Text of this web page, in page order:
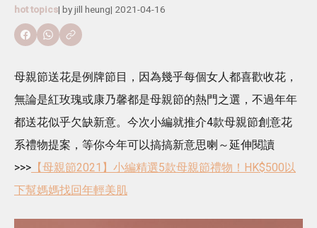
hot topics| byjill heung| 2021-04-16
母親節送花是例牌節目，因為幾乎每個女人都喜歡收花，
無論是紅玫瑰或康乃馨都是母親節的熱門之選，不過年年
都送花似乎欠缺新意。今次小編就推介4款母親節創意花
系禮物提案，等你今年可以搞搞新意思喇～延伸閱讀
>>> 【母親節2021】小編精選5款母親節禮物！HK$500以
下幫媽媽找回年輕美肌